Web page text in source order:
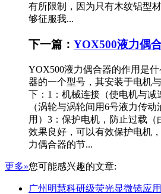
有所限制，因为只有木纹铝型
够征服我...
下一篇： YOX500液力偶
YOX500液力偶合器的作用是
器的一个型号，其安装于电机
下：1：机械连接（使电机与减
（涡轮与涡轮间用6号液力传
用）3：保护电机，防止过载
效果良好，可以有效保护电机
力偶合器的节...
更多»您可能感兴趣的文章:
广州明慧科研级荧光显微镜应